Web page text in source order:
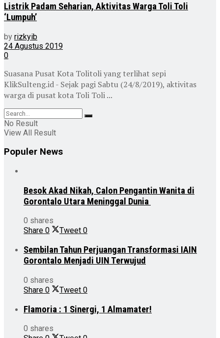
Listrik Padam Seharian, Aktivitas Warga Toli Toli
‘Lumpuh’
by rizkyib
24 Agustus 2019
0
Suasana Pusat Kota Tolitoli yang terlihat sepi
KlikSulteng.id - Sejak pagi Sabtu (24/8/2019), aktivitas
warga di pusat kota Toli Toli ...
No Result
View All Result
Populer News
Besok Akad Nikah, Calon Pengantin Wanita di
Gorontalo Utara Meninggal Dunia
0 shares
Share 0 Tweet 0
Sembilan Tahun Perjuangan Transformasi IAIN
Gorontalo Menjadi UIN Terwujud
0 shares
Share 0 Tweet 0
Flamoria : 1 Sinergi, 1 Almamater!
0 shares